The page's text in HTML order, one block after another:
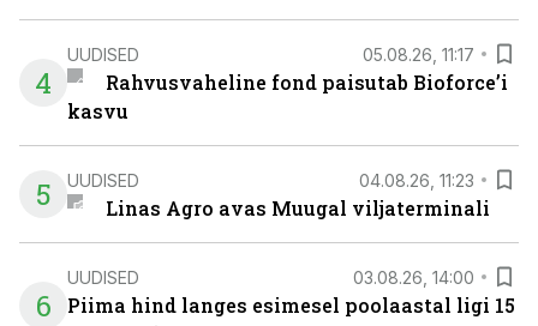
4
UUDISED 05.08.26, 11:17
Rahvusvaheline fond paisutab Bioforce’i
kasvu
5 UUDISED 04.08.26, 11:23
Linas Agro avas Muugal viljaterminali
6
UUDISED 03.08.26, 14:00
Piima hind langes esimesel poolaastal ligi 15